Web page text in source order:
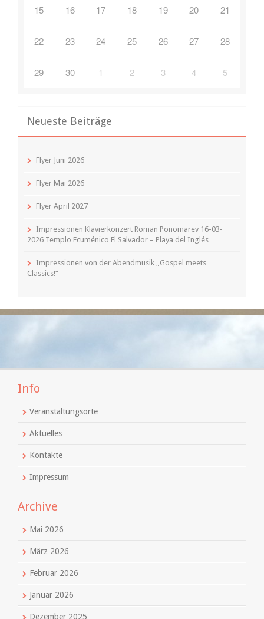
15 16 17 18 19 20 21
22 23 24 25 26 27 28
29 30 1 2 3 4 5
Neueste Beiträge
Flyer Juni 2026
Flyer Mai 2026
Flyer April 2027
Impressionen Klavierkonzert Roman Ponomarev 16-03-
2026 Templo Ecuménico El Salvador – Playa del Inglés
Impressionen von der Abendmusik „Gospel meets
Classics!“
Info
Veranstaltungsorte
Aktuelles
Kontakte
Impressum
Archive
Mai 2026
März 2026
Februar 2026
Januar 2026
Dezember 2025